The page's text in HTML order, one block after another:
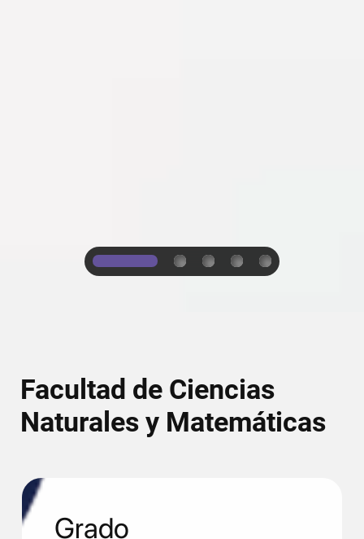
1 2 3 4 5
Facultad de Ciencias
Naturales y Matemáticas
Grado